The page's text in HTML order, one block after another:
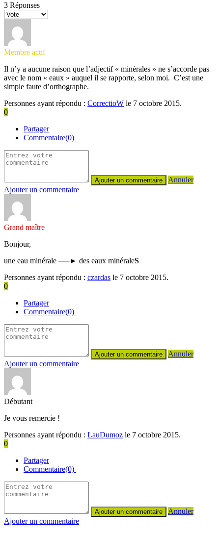
3 Réponses
Membre actif
Il n’y a aucune raison que l’adjectif « minérales » ne s’accorde pas
avec le nom « eaux » auquel il se rapporte, selon moi. C’est une
simple faute d’orthographe.
Personnes ayant répondu : CorrectioW le 7 octobre 2015.
0
Partager
Commentaire(0)
Annuler
Ajouter un commentaire
Grand maître
Bonjour,
une eau minérale ──► des eaux minéraleS
Personnes ayant répondu : czardas le 7 octobre 2015.
0
Partager
Commentaire(0)
Annuler
Ajouter un commentaire
Débutant
Je vous remercie !
Personnes ayant répondu : LauDumoz le 7 octobre 2015.
0
Partager
Commentaire(0)
Annuler
Ajouter un commentaire